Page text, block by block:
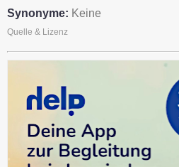
Synonyme: Keine
Quelle & Lizenz